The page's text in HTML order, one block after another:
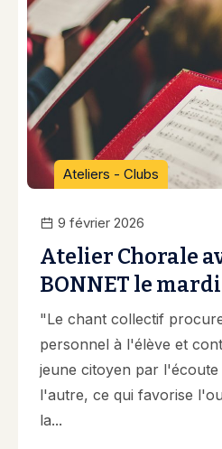
Ateliers - Clubs
9 février 2026
Atelier Chorale
BONNET le mardi
"Le chant collectif
personnel à l'élève et
jeune citoyen par l'écoute
l'autre, ce qui favorise
la...